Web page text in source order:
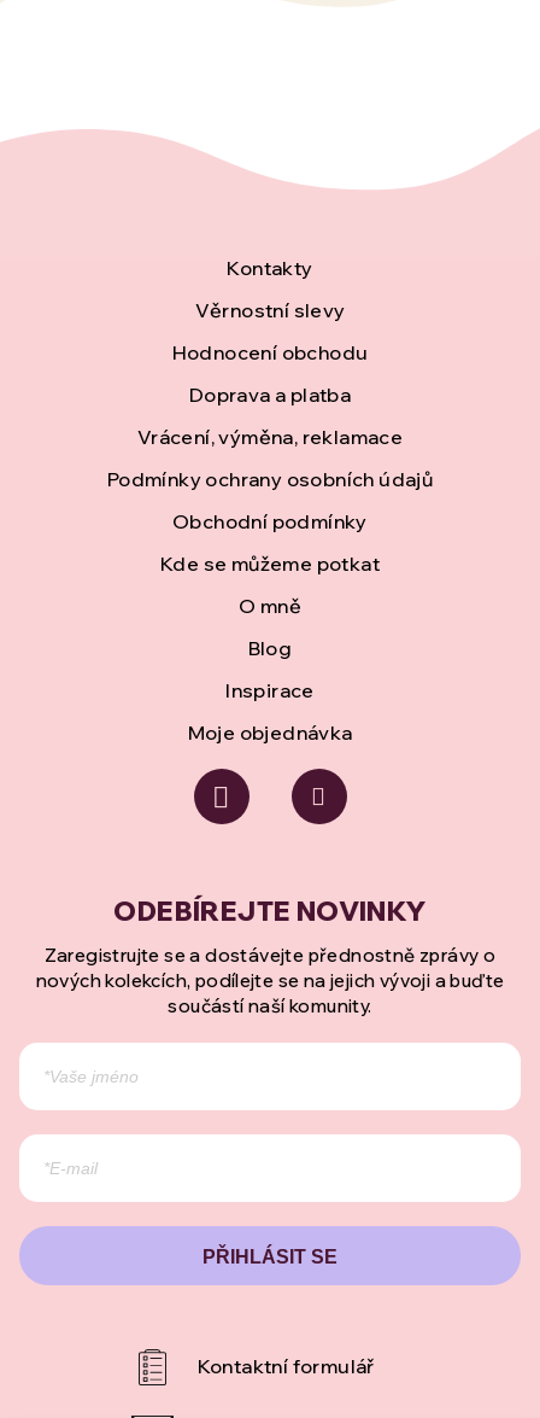
Kontakty
Věrnostní slevy
Hodnocení obchodu
Doprava a platba
Vrácení, výměna, reklamace
Podmínky ochrany osobních údajů
Obchodní podmínky
Kde se můžeme potkat
O mně
Blog
Inspirace
Moje objednávka
Zaregistrujte se a dostávejte přednostně zprávy o
nových kolekcích, podílejte se na jejich vývoji a buďte
součástí naší komunity.
PŘIHLÁSIT SE